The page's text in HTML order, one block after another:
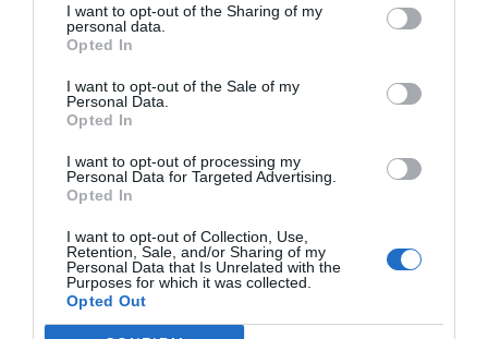
I want to opt-out of the Sharing of my
personal data.
Opted In
I want to opt-out of the Sale of my
Personal Data.
Opted In
I want to opt-out of processing my
Personal Data for Targeted Advertising.
Opted In
I want to opt-out of Collection, Use,
Retention, Sale, and/or Sharing of my
Personal Data that Is Unrelated with the
Purposes for which it was collected.
Opted Out
Pre pridanie recenzie sa musíte
prihlásiť